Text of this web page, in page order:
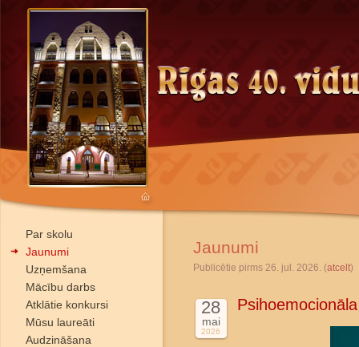
Par skolu
Jaunumi
Uzņemšana
Mācību darbs
Atklātie konkursi
Mūsu laureāti
Audzināšana
Jaunumi
Publicētie pirms 26. jul. 2026. (atcelt)
28
mai
2026